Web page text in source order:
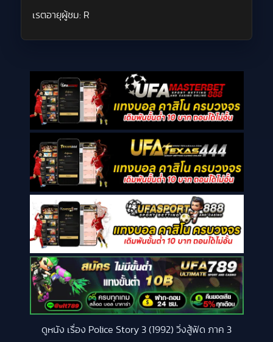
เรตอายุผู้ชม: R
ดูหนัง เรื่อง Police Story 3 (1992) วิ่งสู้ฟัด ภาค 3